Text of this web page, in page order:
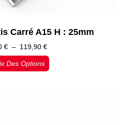
Carré A15 H : 25mm
€ – 119,90 €
Des Options